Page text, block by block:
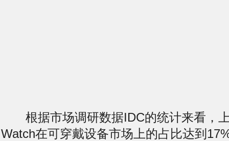
根据市场调研数据IDC的统计来看，
Watch在可穿戴设备市场上的占比达到